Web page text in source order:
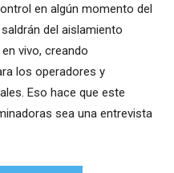
en algún momento del
del aislamiento
vivo, creando
los operadores y
Eso hace que este
sea una entrevista